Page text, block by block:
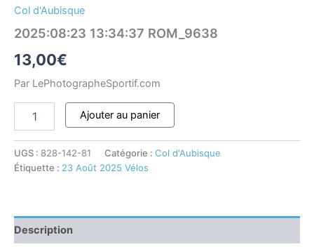
Col d'Aubisque
2025:08:23 13:34:37 ROM_9638
13,00€
Par LePhotographeSportif.com
Ajouter au panier
UGS : 828-142-81 Catégorie : Col d'Aubisque
Étiquette : 23 Août 2025 Vélos
Description